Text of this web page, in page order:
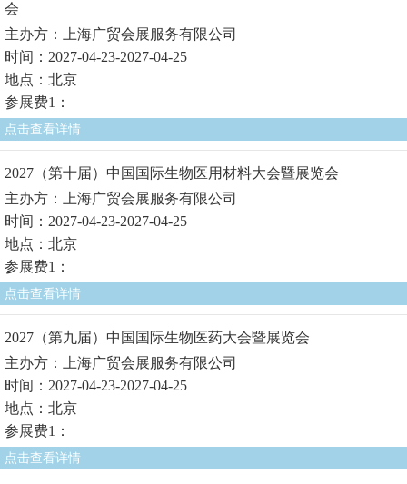
会
主办方：上海广贸会展服务有限公司
时间：2027-04-23-2027-04-25
地点：北京
参展费1：
点击查看详情
2027（第十届）中国国际生物医用材料大会暨展览会
主办方：上海广贸会展服务有限公司
时间：2027-04-23-2027-04-25
地点：北京
参展费1：
点击查看详情
2027（第九届）中国国际生物医药大会暨展览会
主办方：上海广贸会展服务有限公司
时间：2027-04-23-2027-04-25
地点：北京
参展费1：
点击查看详情